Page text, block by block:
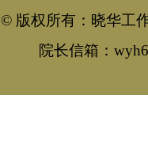
© 版权所有：晓华工
院长信箱：